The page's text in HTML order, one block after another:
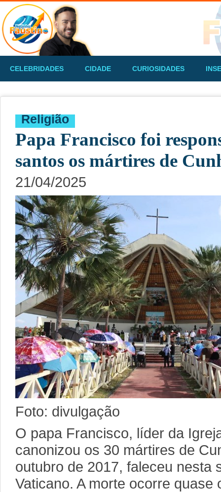
CELEBRIDADES CIDADE CURIOSIDADES
Religião
Papa Francisco foi
santos os mártires de
21/04/2025
Foto: divulgação
O papa Francisco, líder da
canonizou os 30 mártires de
outubro de 2017, faleceu nesta
Vaticano. A morte ocorre quase